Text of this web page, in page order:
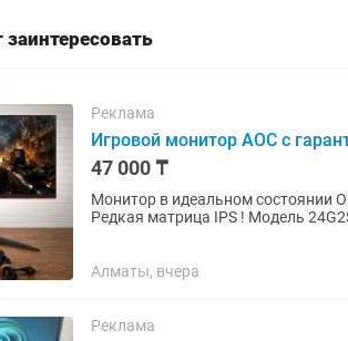
заинтересовать
Реклама
Игровой монитор AOC с
47 000 ₸
Монитор в идеальном состоянии Оригинальный Проверенный годами бренд Безрамочный
Редкая матрица IPS ! Модель 24G2SP/BK Поверхность матовая Диагональ 24 дюйма Частота
Алматы, вчера
Реклама